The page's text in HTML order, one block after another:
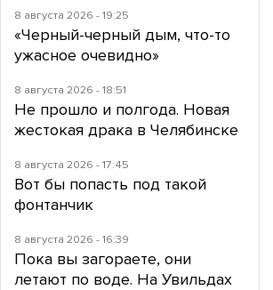
8 августа 2026 - 19:25
«Черный-черный дым, что-то
ужасное очевидно»
8 августа 2026 - 18:51
Не прошло и полгода. Новая
жестокая драка в Челябинске
8 августа 2026 - 17:45
Вот бы попасть под такой
фонтанчик
8 августа 2026 - 16:39
Пока вы загораете, они
летают по воде. На Увильдах